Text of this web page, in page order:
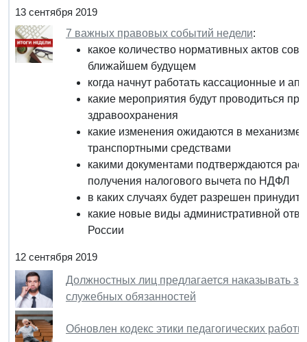
13 сентября 2019
7 важных правовых событий недели:
какое количество нормативных актов
ближайшем будущем
когда начнут работать кассационные и
какие мероприятия будут проводиться
здравоохранения
какие изменения ожидаются в механизме
транспортными средствами
какими документами подтверждаются
получения налогового вычета по НДФЛ
в каких случаях будет разрешен
какие новые виды административной
России
12 сентября 2019
Должностных лиц предлагается наказывать
служебных обязанностей
Обновлен кодекс этики педагогических